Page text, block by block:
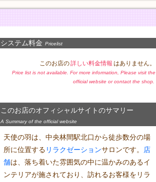
システム料金 Pricelist
このお店の詳しい料金情報 はありません。
Price list is not available. For more information, Please visit the
official website or contact the shop.
このお店のオフィシャルサイトのサマリー
A Summary of the official website
天使の羽は、中央林間駅北口から徒歩数分の場
所に位置する リラクゼーションサロンです。 店
舗は、落ち着いた雰囲気の中に温かみのあるイ
ンテリアが施されており、訪れるお客様をリラ